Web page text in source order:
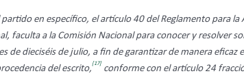
en específico, el artículo 40 del Reglamento para
faculta a la Comisión Nacional para conocer y resolver
de dieciséis de julio, a fin de garantizar de manera eficaz
del escrito,
[17]
conforme con el artículo 24